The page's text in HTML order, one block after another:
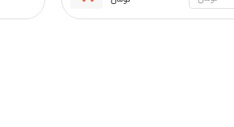
اصلی:
فعلی: